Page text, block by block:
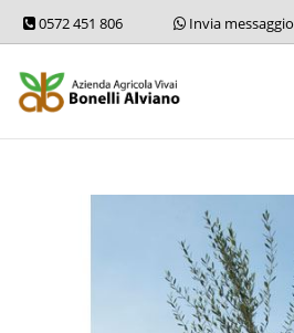
0572 451 806 Invia messaggio